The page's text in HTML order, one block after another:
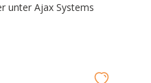
unter Ajax Systems